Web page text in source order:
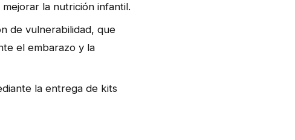
la nutrición infantil.
de vulnerabilidad, que
el embarazo y la
la entrega de kits